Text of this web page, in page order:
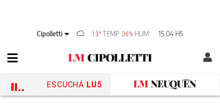
Cipolletti 13°TEMP 36% HUM 15:04 HS
ESCUCHÁ LU5